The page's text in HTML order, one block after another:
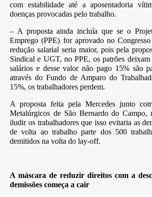
com estabilidade até a aposentadoria
doenças provocadas pelo trabalho.
– A proposta ainda incluía que se o
Emprego (PPE) for aprovado no
redução salarial seria maior, pois pela
Sindical e UGT, no PPE, os patrões
salários e desse valor não pago 15% são
através do Fundo de Amparo do
15%, os trabalhadores perdem.
A proposta feita pela Mercedes junto
Metalúrgicos de São Bernardo do Campo,
iludir os trabalhadores que isso evitaria as
de volta ao trabalho parte dos 500
demitidos na volta do lay-off.
A máscara de reduzir direitos com a
demissões começa a cair